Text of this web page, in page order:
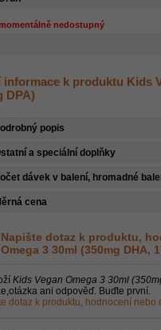
nedostupný
informace k produktu Kids
DPA)
popis
a speciální doplňky
dávek v balení, hromadné
cena
Napište dotaz k produktu,
Omega 3 30ml (350mg DHA,
Kids Vegan Omega 3 30ml
ani odpověď. Buďte první.
dotaz k produktu, hodnocení nebo